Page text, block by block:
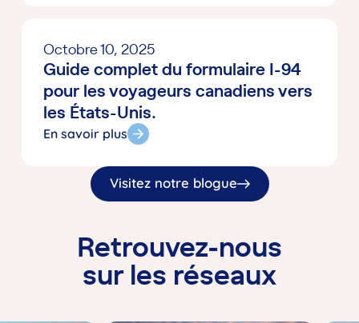
le relais.
(…) J’espère que vous n’aurez jamais besoin
de ce conseil, mais le coût de l’assurance en
vaut chaque sou si vous faites face à une
urgence. Merci à toute l’équipe de Tour+Med.
Visitez notre blogue
Octobre 10, 2025
Guide complet du formulaire I-94
pour les voyageurs canadiens vers
les États-Unis.
En savoir plus
Retrouvez-nous
sur les réseaux